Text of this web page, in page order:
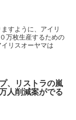
すように、アイリ
万枚生産するための
リスオーヤマは
、リストラの嵐
人削減案がでる